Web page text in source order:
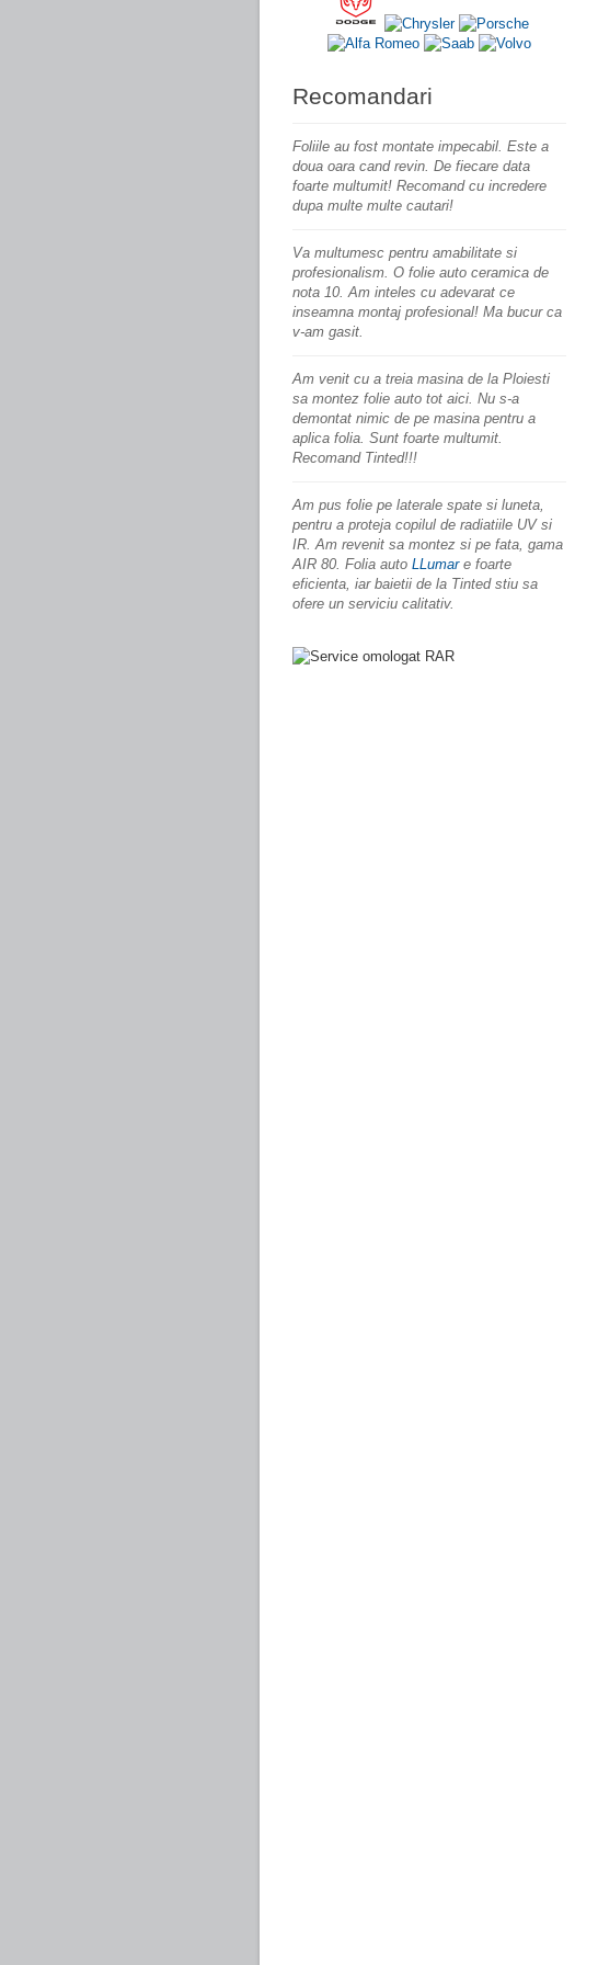
Recomandari
Foliile au fost montate impecabil. Este a
doua oara cand revin. De fiecare data
foarte multumit! Recomand cu incredere
dupa multe multe cautari!
Va multumesc pentru amabilitate si
profesionalism. O folie auto ceramica de
nota 10. Am inteles cu adevarat ce
inseamna montaj profesional! Ma bucur ca
v-am gasit.
Am venit cu a treia masina de la Ploiesti
sa montez folie auto tot aici. Nu s-a
demontat nimic de pe masina pentru a
aplica folia. Sunt foarte multumit.
Recomand Tinted!!!
Am pus folie pe laterale spate si luneta,
pentru a proteja copilul de radiatiile UVsi
IR. Am revenit sa montez si pe fata, gama
AIR 80. Folia auto LLumare foarte
eficienta, iar baietii de la Tintedstiu sa
ofere un serviciu calitativ.